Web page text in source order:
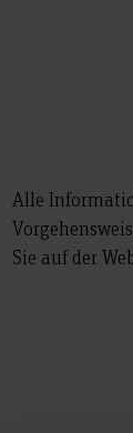
Alle
Sie auf der